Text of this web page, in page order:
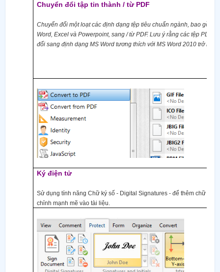
Chuyển đổi tập tin thành / từ PDF
Chuyển đổi một loạt các định dạng tệp tiêu chuẩn ngành, bao gồm
Word, Excel và Powerpoint, sang / từ PDF. Lưu ý rằng các tệp PDF
đổi sang định dạng MS Word tương thích với MS Word 2010 trở lên.
Ký điện tử
Sử dụng tính năng Chữ ký số - Digital Signatures - để thêm chữ ký
chỉnh mạnh mẽ vào tài liệu.